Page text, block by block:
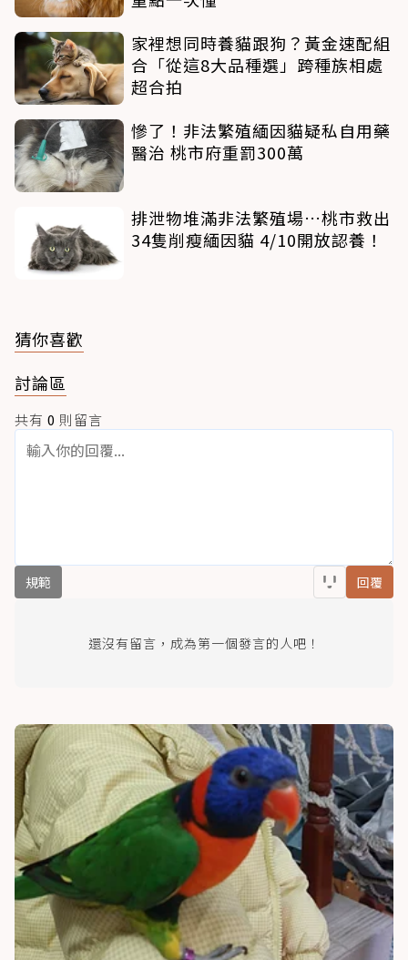
家裡想同時養貓跟狗？黃金速配組
合「從這8大品種選」跨種族相處
超合拍
慘了！非法繁殖緬因貓疑私自用藥
醫治 桃市府重罰300萬
排泄物堆滿非法繁殖場…桃市救出
34隻削瘦緬因貓 4/10開放認養！
猜你喜歡
討論區
共有 0 則留言
規範 回覆
還沒有留言，成為第一個發言的人吧！